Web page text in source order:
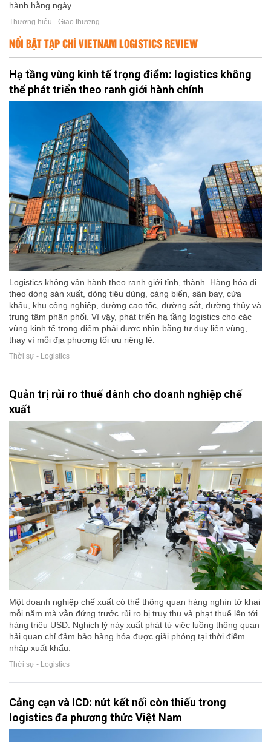
hành hằng ngày.
Thương hiệu - Giao thương
NỔI BẬT TẠP CHÍ VIETNAM LOGISTICS REVIEW
Hạ tầng vùng kinh tế trọng điểm: logistics không
thể phát triển theo ranh giới hành chính
Logistics không vận hành theo ranh giới tỉnh, thành. Hàng hóa đi
theo dòng sản xuất, dòng tiêu dùng, cảng biển, sân bay, cửa
khẩu, khu công nghiệp, đường cao tốc, đường sắt, đường thủy và
trung tâm phân phối. Vì vậy, phát triển hạ tầng logistics cho các
vùng kinh tế trọng điểm phải được nhìn bằng tư duy liên vùng,
thay vì mỗi địa phương tối ưu riêng lẻ.
Thời sự - Logistics
Quản trị rủi ro thuế dành cho doanh nghiệp chế
xuất
Một doanh nghiệp chế xuất có thể thông quan hàng nghìn tờ khai
mỗi năm mà vẫn đứng trước rủi ro bị truy thu và phạt thuế lên tới
hàng triệu USD. Nghịch lý này xuất phát từ việc luồng thông quan
hải quan chỉ đảm bảo hàng hóa được giải phóng tại thời điểm
nhập xuất khẩu.
Thời sự - Logistics
Cảng cạn và ICD: nút kết nối còn thiếu trong
logistics đa phương thức Việt Nam